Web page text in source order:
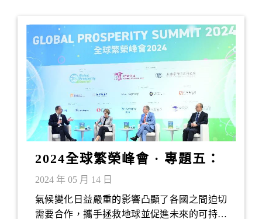
2024全球繁榮峰會 · 專題五：
氣候變化與可持續發展
2024 年 05 月 14 日
氣候變化日益嚴重的影響凸顯了各國之間迫切
需要合作，攜手拯救地球並促進未來的可持續